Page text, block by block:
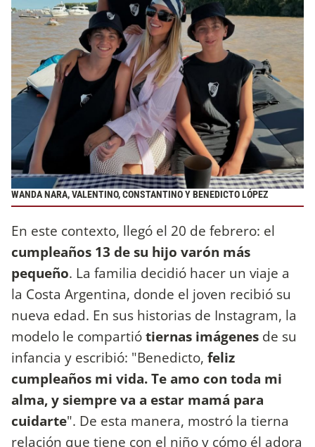
WANDA NARA, VALENTINO, CONSTANTINO Y BENEDICTO LÓPEZ
En este contexto, llegó el 20 de febrero: el
cumpleaños 13 de su hijo varón más
pequeño. La familia decidió hacer un viaje a
la Costa Argentina, donde el joven recibió su
nueva edad. En sus historias de Instagram, la
modelo le compartiótiernas imágenes de su
infancia y escribió: "Benedicto, feliz
cumpleaños mi vida. Te amo con toda mi
alma, y siempre va a estar mamá para
cuidarte". De esta manera, mostró la tierna
relación que tiene con el niño y cómo él adora